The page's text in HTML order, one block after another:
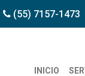
(55) 7157-1473
INICIO